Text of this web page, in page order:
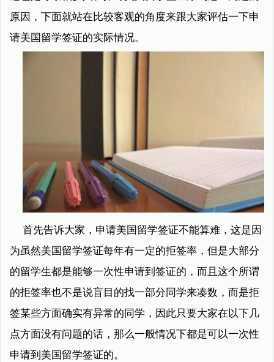
原因，下面就站在比较客观的角度来跟大家评估一下申
请美国留学签证的实际情况。
首先告诉大家，申请美国留学签证不能算难，这是因
为虽然美国留学签证每年有一定的拒签率，但是大部分
的留学生都是能够一次性申请到签证的，而且这个所谓
的拒签率也不是说盲目的找一部分同学来凑数，而是拒
签某些方面确实有异常的同学，因此只要大家在以下几
点方面没有问题的话，那么一般情况下都是可以一次性
申请到美国留学签证的。